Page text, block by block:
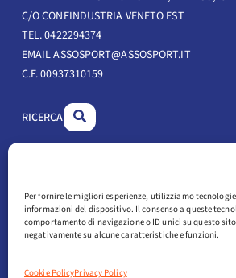
Per fornire le migliori esperienze, utilizziamo
informazioni del dispositivo. Il consenso a queste
comportamento di navigazione o ID unici su questo
negativamente su alcune caratteristiche e funzioni.
Cookie PolicyPrivacy Policy
C/O CONFINDUSTRIA VENETO EST
TEL. 0422294374
EMAIL ASSOSPORT@ASSOSPORT.IT
C.F. 00937310159
RICERCA